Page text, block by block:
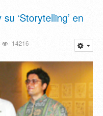
‘Storytelling’ en
14216